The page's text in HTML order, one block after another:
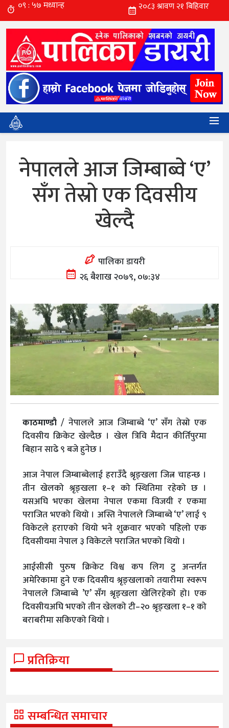
नेपालले आज जिम्बाब्वे ‘ए’
सँग तेस्रो एक दिवसीय
खेल्दै
पालिका डायरी
२६ बैशाख २०७९, ०७:३४
काठमाण्डाै / नेपालले आज जिम्बाब्वे ‘ए’ सँग तेस्रो एक
दिवसीय क्रिकेट खेल्दैछ । खेल त्रिवि मैदान कीर्तिपुरमा
बिहान साढे ९ बजे हुनेछ ।
आज नेपाल जिम्बाब्वेलाई हराउँदै श्रृङ्खला जित्न चाहन्छ ।
तीन खेलको श्रृङ्खला १–१ को स्थितिमा रहेको छ ।
यसअघि भएका खेलमा नेपाल एकमा विजयी र एकमा
पराजित भएको थियो । अस्ति नेपालले जिम्बाब्वे ‘ए’ लाई ९
विकेटले हराएको थियो भने शुक्रवार भएको पहिलो एक
दिवसीयमा नेपाल ३ विकेटले पराजित भएको थियो ।
आईसीसी पुरुष क्रिकेट विश्व कप लिग टु अन्तर्गत
अमेरिकामा हुने एक दिवसीय श्रृङ्खलाको तयारीमा स्वरूप
नेपालले जिम्बाब्वे ’ए’ सँग श्रृङ्खला खेलिरहेको हो। एक
दिवसीयअघि भएको तीन खेलको टी–२० श्रृङ्खला १–१ को
बराबरीमा सकिएको थियो ।
प्रतिक्रिया
सम्बन्धित समाचार